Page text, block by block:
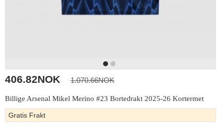
406.82NOK 1.070.66NOK
Billige Arsenal Mikel Merino #23 Bortedrakt 2025-26 Kortermet
Gratis Frakt